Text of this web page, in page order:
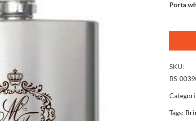
Porta
SKU:
BS-
Tags: